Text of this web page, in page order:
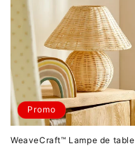
Promo
WeaveCraft™ Lampe de table